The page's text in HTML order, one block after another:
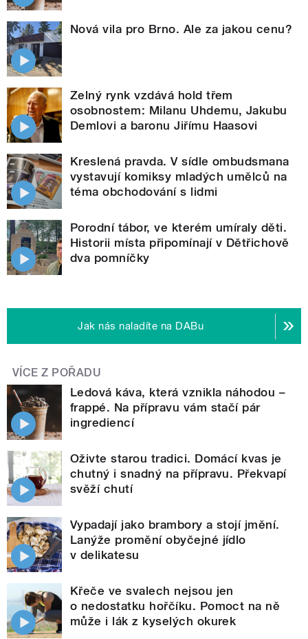
Nová vila pro Brno. Ale za jakou cenu?
Zelný rynk vzdává hold třem
osobnostem: Milanu Uhdemu, Jakubu
Demlovi a baronu Jiřímu Haasovi
Kreslená pravda. V sídle ombudsmana
vystavují komiksy mladých umělců na
téma obchodování s lidmi
Porodní tábor, ve kterém umíraly děti.
Historii místa připomínají v Dětřichově
dva pomníčky
Jak nás naladíte na DABu
VÍCE Z POŘADU
Ledová káva, která vznikla náhodou –
frappé. Na přípravu vám stačí pár
ingrediencí
Oživte starou tradici. Domácí kvas je
chutný i snadný na přípravu. Překvapí
svěží chutí
Vypadají jako brambory a stojí jmění.
Lanýže promění obyčejné jídlo
v delikatesu
Křeče ve svalech nejsou jen
o nedostatku hořčíku. Pomoct na ně
může i lák z kyselých okurek